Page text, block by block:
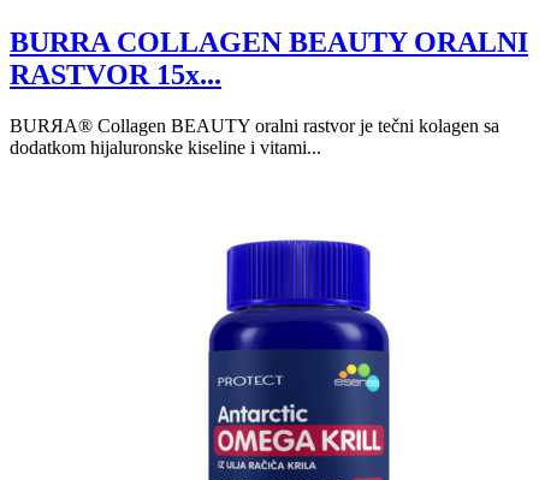
BURRA COLLAGEN BEAUTY ORALNI
RASTVOR 15x...
BURЯA® Collagen BEAUTY oralni rastvor je tečni kolagen sa
dodatkom hijaluronske kiseline i vitami...